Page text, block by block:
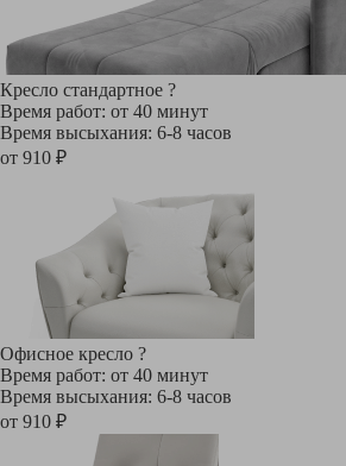
Кресло стандартное ?
Время работ: от 40 минут
Время высыхания: 6-8 часов
от 910 ₽
Офисное кресло ?
Время работ: от 40 минут
Время высыхания: 6-8 часов
от 910 ₽